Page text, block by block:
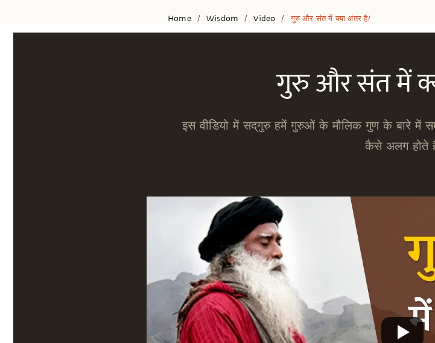
Home / Wisdom / Video / गुरु और संत में क्या अंतर है?
गुरु और संत में
इस वीडियो में सद्‌गुरु हमें गुरुओं के मौलिक गुण के बारे में
कैसे अलग होते